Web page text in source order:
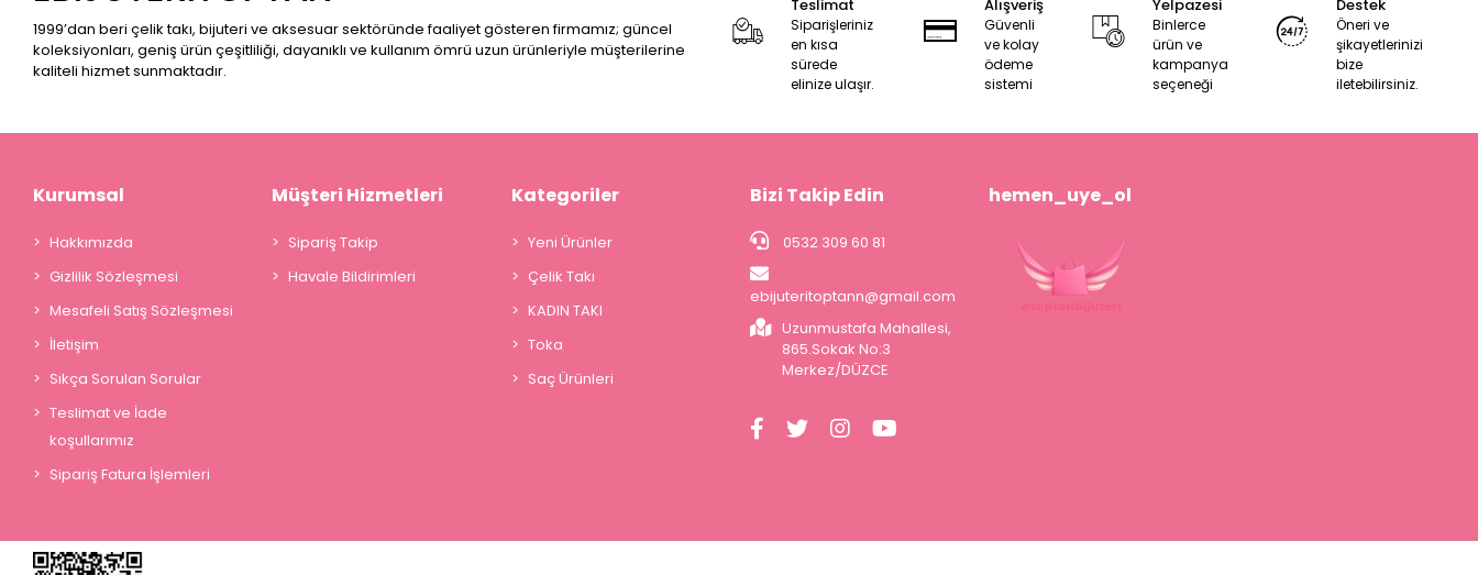
1999’dan beri çelik takı, bijuteri ve aksesuar sektöründe faaliyet gösteren firmamız; güncel
koleksiyonları, geniş ürün çeşitliliği, dayanıklı ve kullanım ömrü uzun ürünleriyle müşterilerine
kaliteli hizmet sunmaktadır.
Teslimat
Siparişleriniz
en kısa
sürede
elinize ulaşır.
Alışveriş
Güvenli
ve kolay
ödeme
sistemi
Yelpazesi
Binlerce
ürün ve
kampanya
seçeneği
Destek
Öneri ve
şikayetlerinizi
bize
iletebilirsiniz.
Kurumsal
Hakkımızda
Gizlilik Sözleşmesi
Mesafeli Satış Sözleşmesi
İletişim
Sıkça Sorulan Sorular
Teslimat ve İade
koşullarımız
Sipariş Fatura İşlemleri
Müşteri Hizmetleri
Sipariş Takip
Havale Bildirimleri
Kategoriler
Yeni Ürünler
Çelik Takı
KADIN TAKI
Toka
Saç Ürünleri
Bizi Takip Edin
0532 309 60 81
ebijuteritoptann@gmail.com
Uzunmustafa Mahallesi,
865.Sokak No:3
Merkez/DÜZCE
hemen_uye_ol